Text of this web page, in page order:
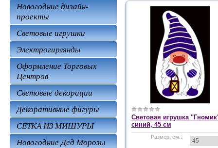
Новогодние дизайн-
проекты
Световые игрушки
Электрогирлянды
Оформление Торговых
Центров
Световые декорации
Декоративные фигуры
СЕТКА ИЗ МИШУРЫ
Новогодние Дед Морозы
Световая игрушка
синий, 45 см
Размер, см.: